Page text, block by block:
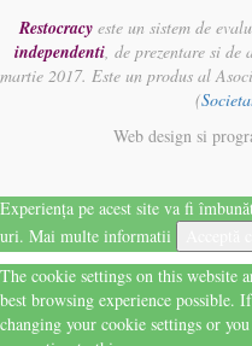
Restocracy este un sistem de
independenti, de prezentare si de
martie 2017. Este un produs al
(
Web design si
Experiența pe acest site va fi
uri. Mai multe informatii
The cookie settings on this website
best browsing experience possible.
changing your cookie settings or